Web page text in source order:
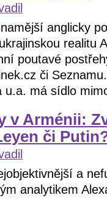
anglicky
realitu
poutavé
či
u.a. má sídlo
v Arménii:
či
a
analytikem